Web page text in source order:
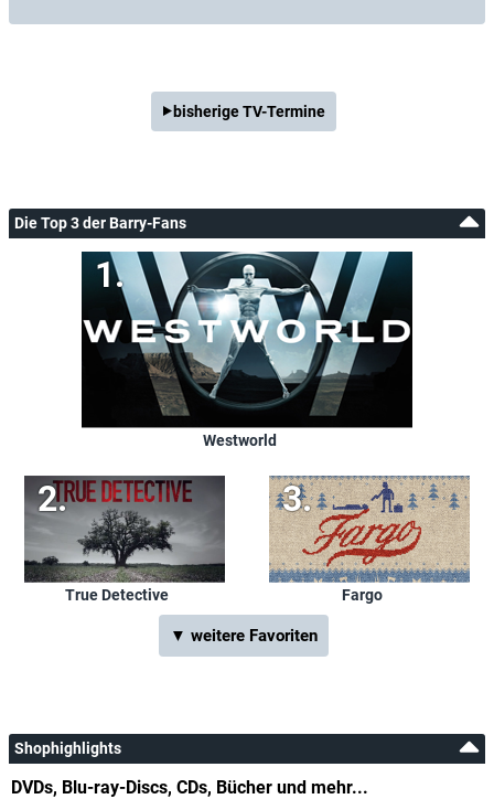
bisherige TV-Termine
Die Top 3 der Barry-Fans
Westworld
True Detective Fargo
▼ weitere Favoriten
Shophighlights
DVDs, Blu-ray-Discs, CDs, Bücher und mehr...